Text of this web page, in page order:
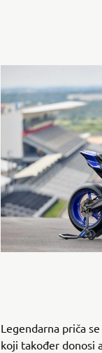
Legendarna priča
koji također donosi